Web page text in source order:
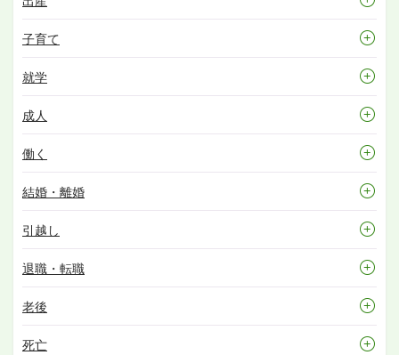
子育て
就学
成人
働く
結婚・離婚
引越し
退職・転職
老後
死亡